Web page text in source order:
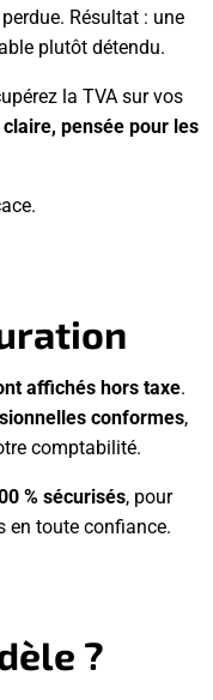
Résultat : une
plutôt détendu.
la TVA sur vos
pensée pour les
affichés hors taxe.
conformes,
comptabilité.
% sécurisés, pour
en toute confiance.
?